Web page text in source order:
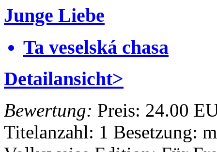
Junge Liebe
Ta veselská chasa
Detailansicht>
Bewertung: Preis: 24.00
Titelanzahl: 1 Besetzung: